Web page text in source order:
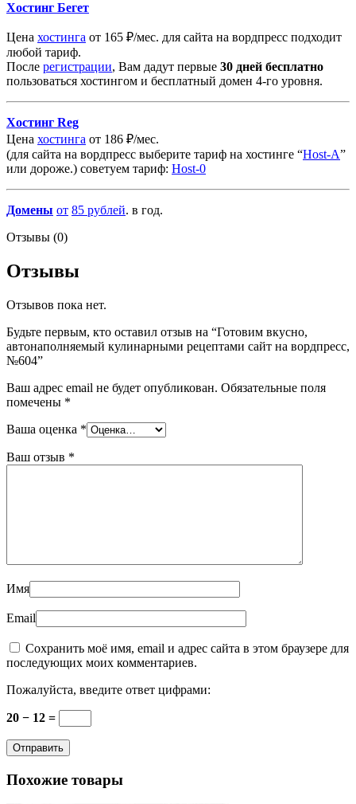
Хостинг Бегет
Цена хостинга от 165 ₽/мес. для сайта на вордпресс подходит
любой тариф.
После регистрации, Вам дадут первые 30 дней бесплатно
пользоваться хостингом и бесплатный домен 4-го уровня.
Хостинг Reg
Цена хостинга от 186 ₽/мес.
(для сайта на вордпресс выберите тариф на хостинге “Host-A”
или дороже.) советуем тариф: Host-0
Домены от 85 рублей. в год.
Отзывы (0)
Отзывы
Отзывов пока нет.
Будьте первым, кто оставил отзыв на “Готовим вкусно,
автонаполняемый кулинарными рецептами сайт на вордпресс,
№604”
Ваш адрес email не будет опубликован. Обязательные поля
помечены *
Ваша оценка *
Ваш отзыв *
Имя
Email
Сохранить моё имя, email и адрес сайта в этом браузере для
последующих моих комментариев.
Пожалуйста, введите ответ цифрами:
20 − 12 =
Похожие товары